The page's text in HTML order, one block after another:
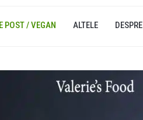
POST / VEGAN ALTELE DESPRE